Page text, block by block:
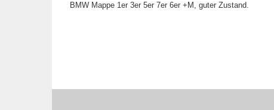
BMW Mappe 1er 3er 5er 7er 6er +M, guter Zustand.